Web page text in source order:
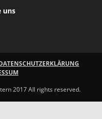
uns
2017 All rights reserved.